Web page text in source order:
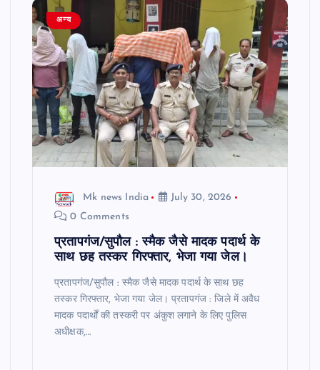
अन्य
Mk news India
July 30, 2026
0 Comments
प्रतापगंज/सुपौल : स्मैक जैसे मादक पदार्थ के
साथ छह तस्कर गिरफ्तार, भेजा गया जेल।
प्रतापगंज/सुपौल : स्मैक जैसे मादक पदार्थ के साथ छह
तस्कर गिरफ्तार, भेजा गया जेल। प्रतापगंज : जिले में अवैध
मादक पदार्थों की तस्करी पर अंकुश लगाने के लिए पुलिस
अधीक्षक,…